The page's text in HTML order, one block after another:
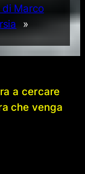
di Marco
»
a cercare
che venga